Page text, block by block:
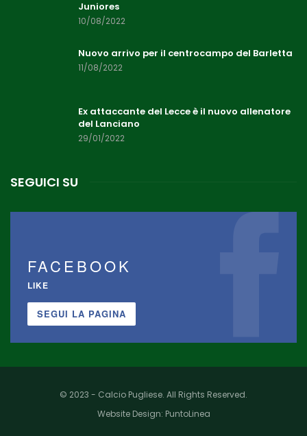
Juniores
10/08/2022
Nuovo arrivo per il centrocampo del Barletta
11/08/2022
Ex attaccante del Lecce è il nuovo allenatore
del Lanciano
29/01/2022
SEGUICI SU
FACEBOOK
LIKE
SEGUI LA PAGINA
© 2023 - Calcio Pugliese. All Rights Reserved.
Website Design: PuntoLinea